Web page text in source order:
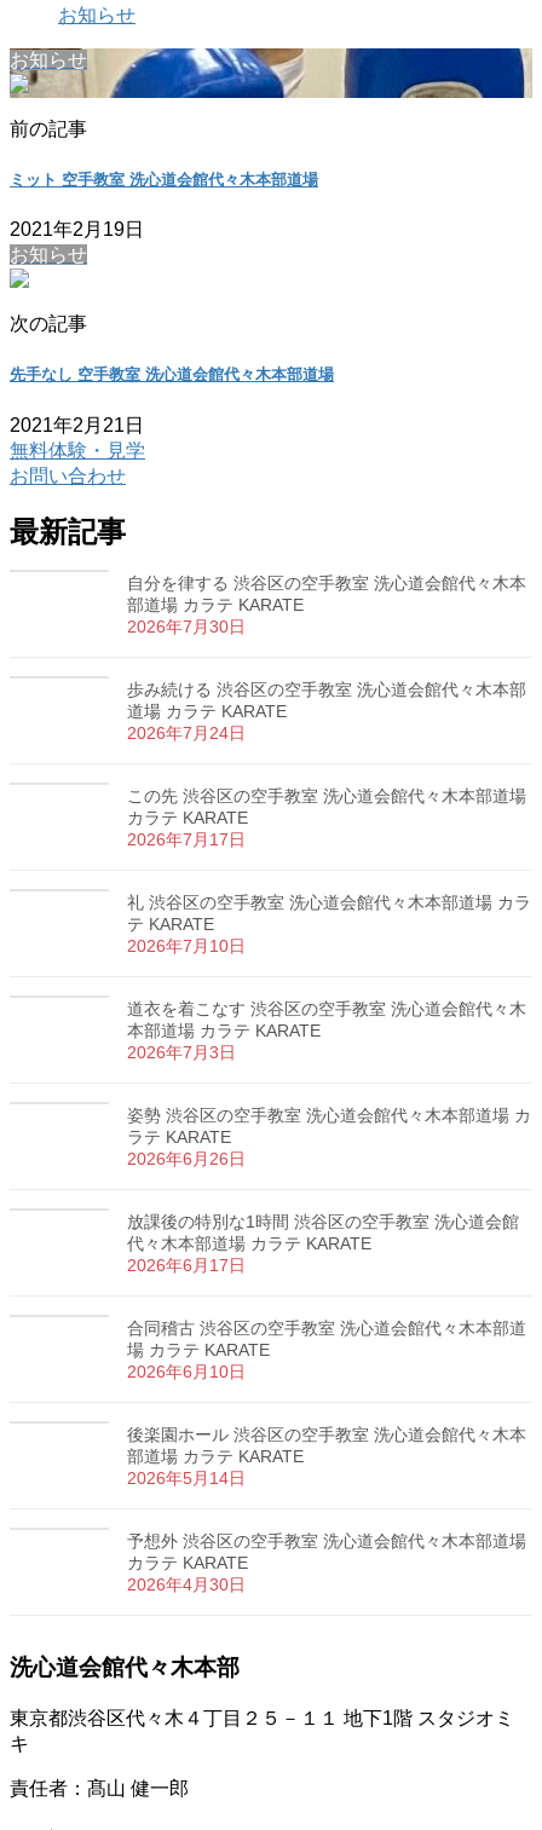
お知らせ
お知らせ
前の記事
ミット 空手教室 洗心道会館代々木本部道場
2021年2月19日
お知らせ
次の記事
先手なし 空手教室 洗心道会館代々木本部道場
2021年2月21日
無料体験・見学
お問い合わせ
最新記事
自分を律する 渋谷区の空手教室 洗心道会館代々木本
部道場 カラテ KARATE
2026年7月30日
歩み続ける 渋谷区の空手教室 洗心道会館代々木本部
道場 カラテ KARATE
2026年7月24日
この先 渋谷区の空手教室 洗心道会館代々木本部道場
カラテ KARATE
2026年7月17日
礼 渋谷区の空手教室 洗心道会館代々木本部道場 カラ
テ KARATE
2026年7月10日
道衣を着こなす 渋谷区の空手教室 洗心道会館代々木
本部道場 カラテ KARATE
2026年7月3日
姿勢 渋谷区の空手教室 洗心道会館代々木本部道場 カ
ラテ KARATE
2026年6月26日
放課後の特別な1時間 渋谷区の空手教室 洗心道会館
代々木本部道場 カラテ KARATE
2026年6月17日
合同稽古 渋谷区の空手教室 洗心道会館代々木本部道
場 カラテ KARATE
2026年6月10日
後楽園ホール 渋谷区の空手教室 洗心道会館代々木本
部道場 カラテ KARATE
2026年5月14日
予想外 渋谷区の空手教室 洗心道会館代々木本部道場
カラテ KARATE
2026年4月30日
洗心道会館代々木本部
東京都渋谷区代々木４丁目２５－１１ 地下1階 スタジオミ
キ
責任者：髙山 健一郎